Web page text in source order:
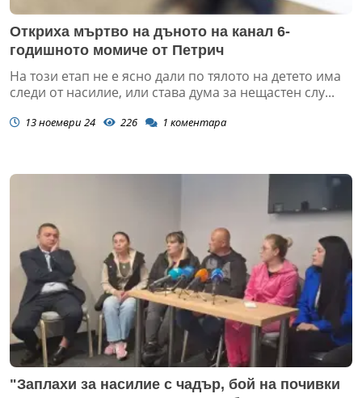
Откриха мъртво на дъното на канал 6-
годишното момиче от Петрич
На този етап не е ясно дали по тялото на детето има
следи от насилие, или става дума за нещастен слу...
13 ноември 24 226 1 коментара
"Заплахи за насилие с чадър, бой на почивки